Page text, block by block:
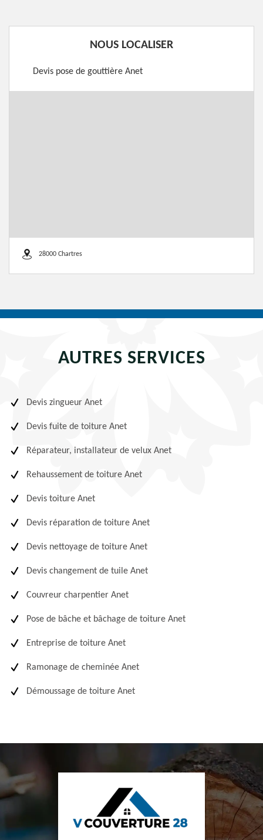
NOUS LOCALISER
Devis pose de gouttière Anet
28000 Chartres
AUTRES SERVICES
Devis zingueur Anet
Devis fuite de toiture Anet
Réparateur, installateur de velux Anet
Rehaussement de toiture Anet
Devis toiture Anet
Devis réparation de toiture Anet
Devis nettoyage de toiture Anet
Devis changement de tuile Anet
Couvreur charpentier Anet
Pose de bâche et bâchage de toiture Anet
Entreprise de toiture Anet
Ramonage de cheminée Anet
Démoussage de toiture Anet